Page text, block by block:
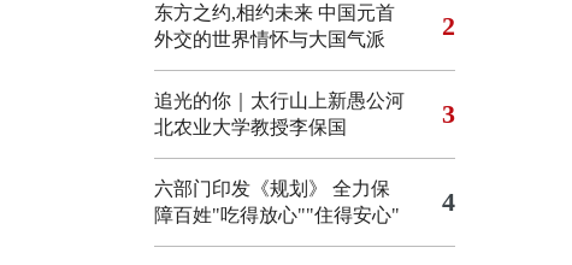
东方之约,相约未来 中国元首
外交的世界情怀与大国气派
2
追光的你｜太行山上新愚公河
北农业大学教授李保国
3
六部门印发《规划》 全力保
障百姓"吃得放心""住得安心"
4